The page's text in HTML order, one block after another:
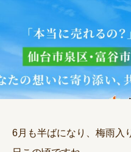
6月も半ばになり、梅雨入